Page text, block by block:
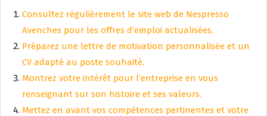
Consultez régulièrement le site web de Nespresso
Avenches pour les offres d’emploi actualisées.
Préparez une lettre de motivation personnalisée et un
CV adapté au poste souhaité.
Montrez votre intérêt pour l’entreprise en vous
renseignant sur son histoire et ses valeurs.
Mettez en avant vos compétences pertinentes et votre